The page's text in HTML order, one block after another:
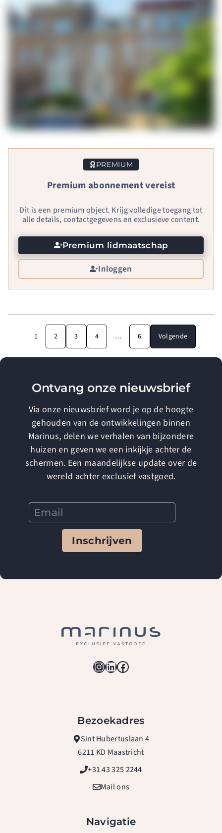
PREMIUM
Premium abonnement vereist
Dit is een premium object. Krijg volledige toegang tot
alle details, contactgegevens en exclusieve content.
Premium lidmaatschap
Inloggen
1 2 3 4 … 6 Volgende
Ontvang onze nieuwsbrief
Via onze nieuwsbrief word je op de hoogte
gehouden van de ontwikkelingen binnen
Marinus, delen we verhalen van bijzondere
huizen en geven we een inkijkje achter de
schermen. Een maandelijkse update over de
wereld achter exclusief vastgoed.
Inschrijven
Instagram
LinkedIn
Facebook
Bezoekadres
Sint Hubertuslaan 4
6211 KD Maastricht
+31 43 325 2244
Mail ons
Navigatie